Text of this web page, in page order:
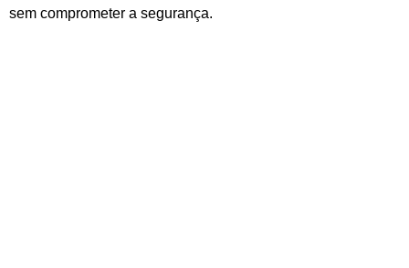
sem comprometer a segurança.